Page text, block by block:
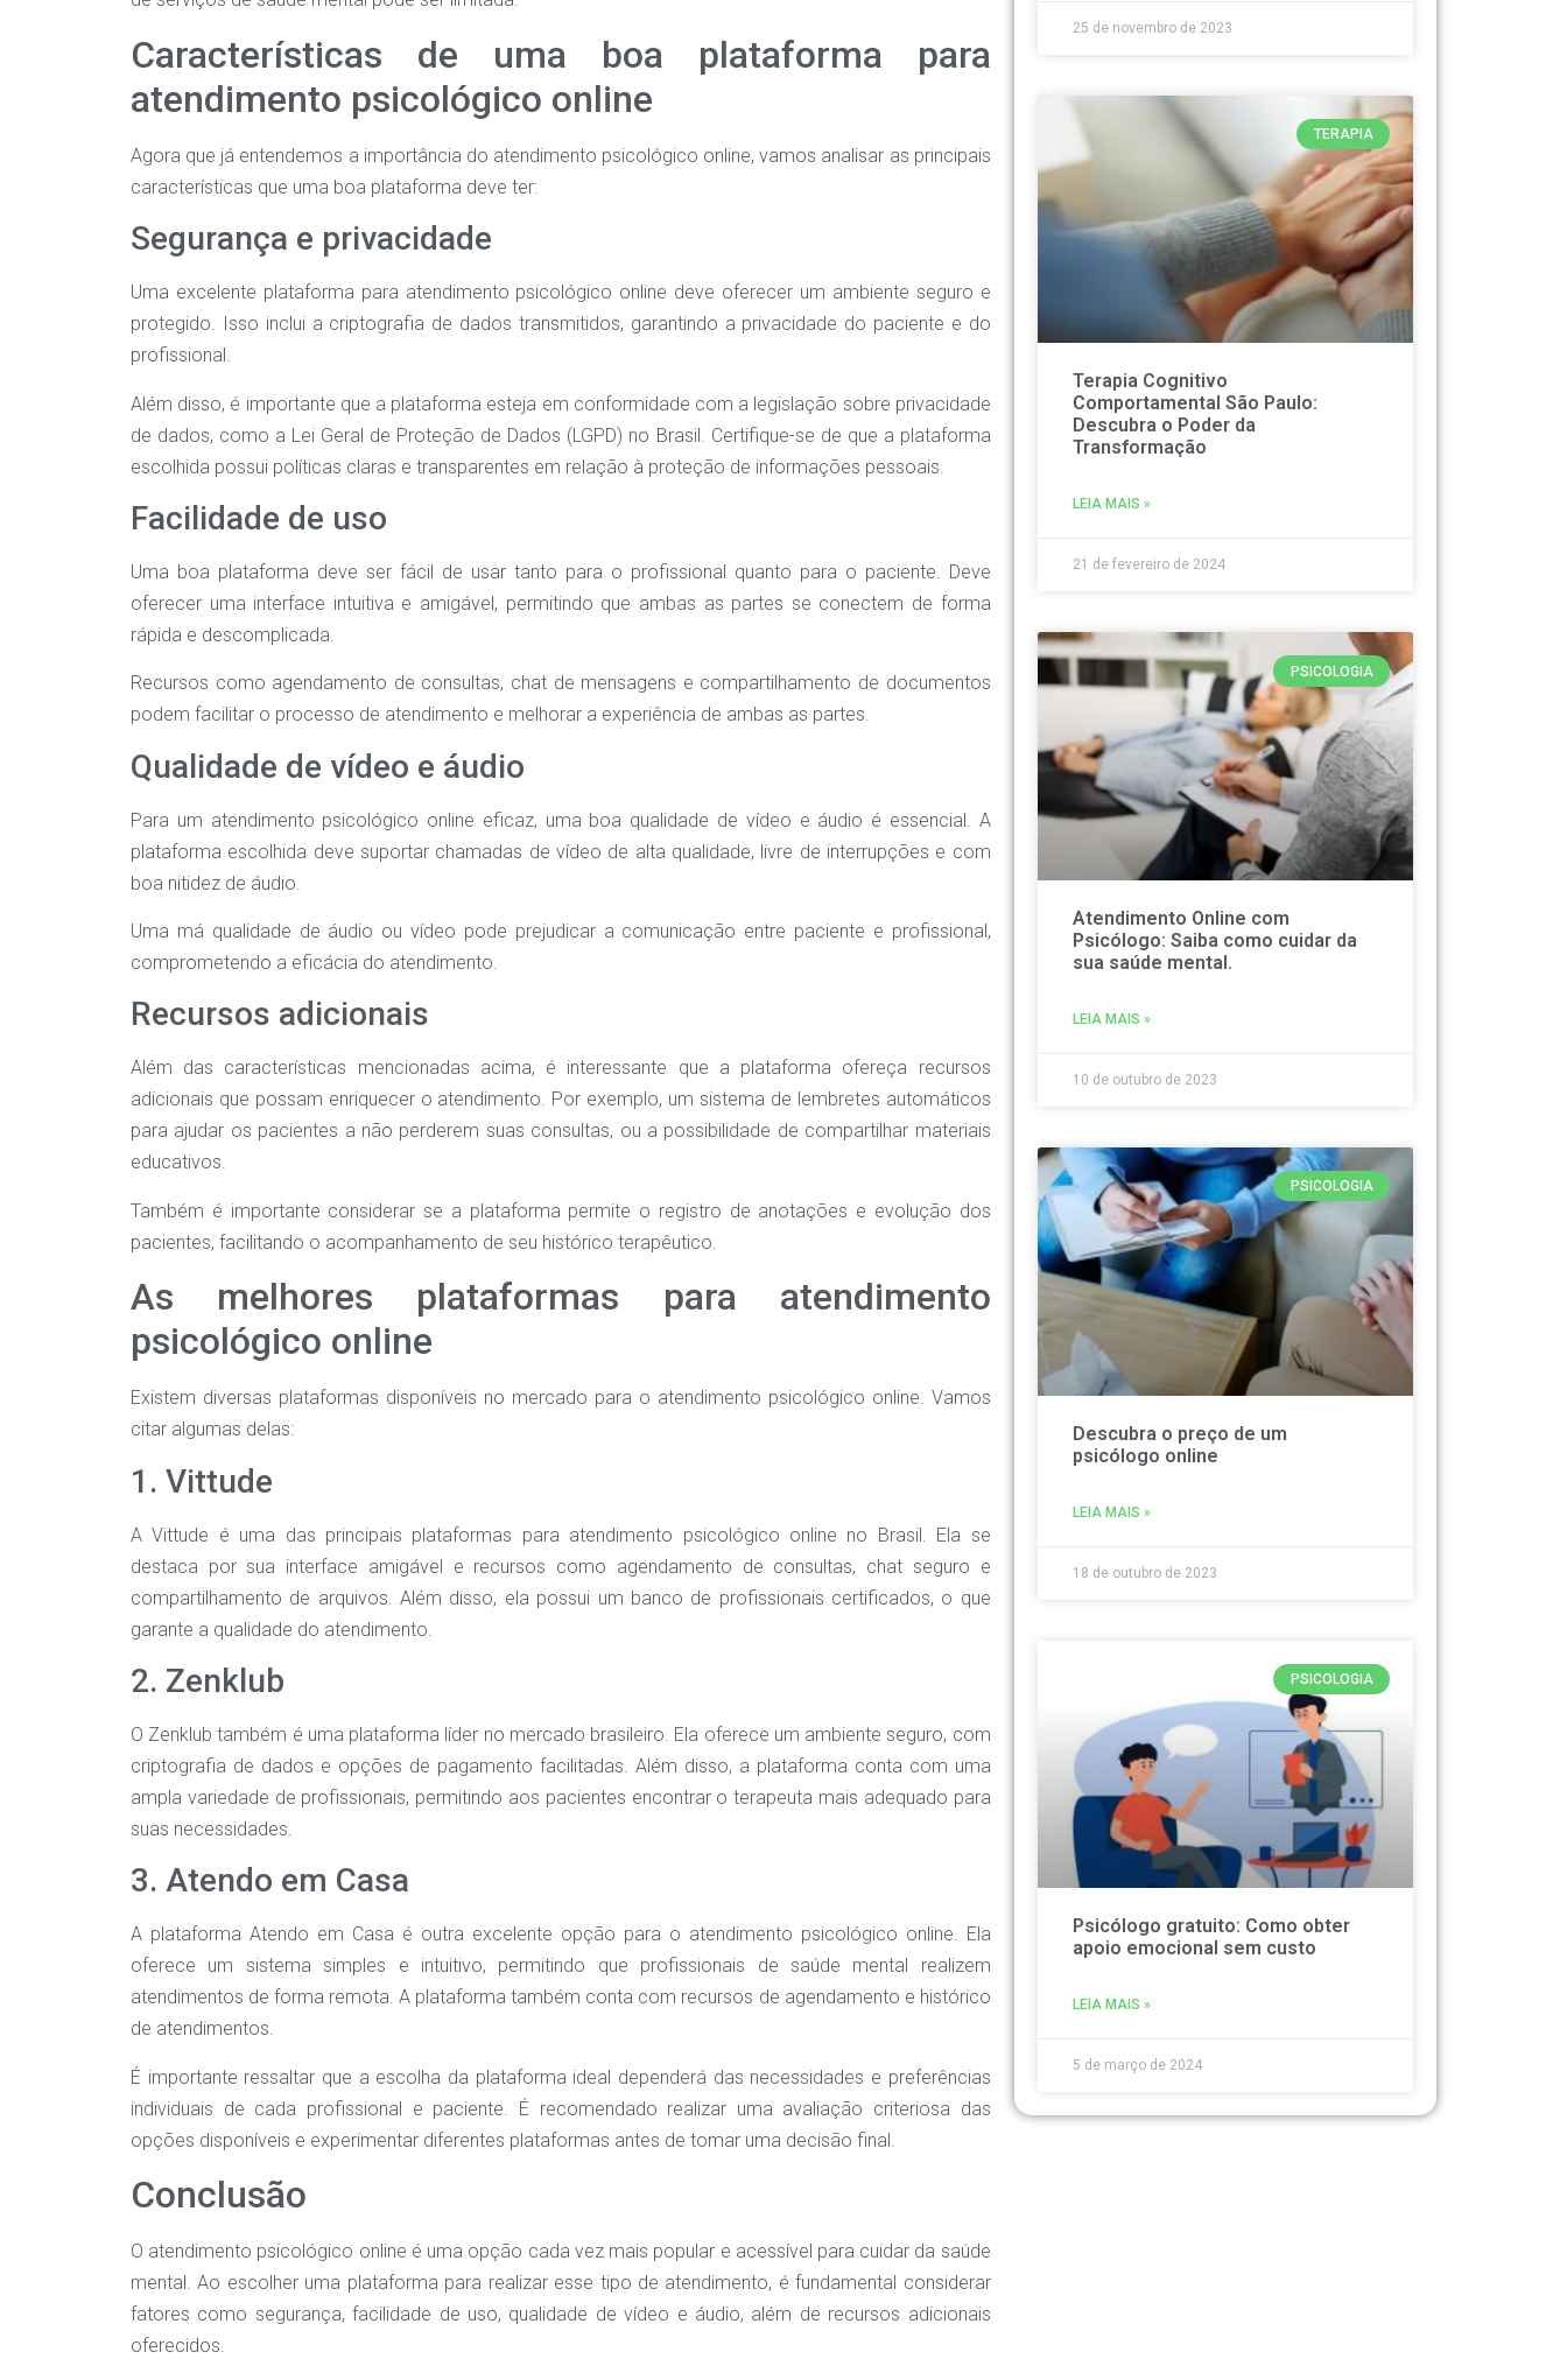
Características de uma boa plataforma para
atendimento psicológico online
Agora que já entendemos a importância do atendimento psicológico online, vamos analisar as principais
características que uma boa plataforma deve ter:
Segurança e privacidade
Uma excelente plataforma para atendimento psicológico online deve oferecer um ambiente seguro e
protegido. Isso inclui a criptografia de dados transmitidos, garantindo a privacidade do paciente e do
profissional.
Além disso, é importante que a plataforma esteja em conformidade com a legislação sobre privacidade
de dados, como a Lei Geral de Proteção de Dados (LGPD) no Brasil. Certifique-se de que a plataforma
escolhida possui políticas claras e transparentes em relação à proteção de informações pessoais.
Facilidade de uso
Uma boa plataforma deve ser fácil de usar tanto para o profissional quanto para o paciente. Deve
oferecer uma interface intuitiva e amigável, permitindo que ambas as partes se conectem de forma
rápida e descomplicada.
Recursos como agendamento de consultas, chat de mensagens e compartilhamento de documentos
podem facilitar o processo de atendimento e melhorar a experiência de ambas as partes.
Qualidade de vídeo e áudio
Para um atendimento psicológico online eficaz, uma boa qualidade de vídeo e áudio é essencial. A
plataforma escolhida deve suportar chamadas de vídeo de alta qualidade, livre de interrupções e com
boa nitidez de áudio.
Uma má qualidade de áudio ou vídeo pode prejudicar a comunicação entre paciente e profissional,
comprometendo a eficácia do atendimento.
Recursos adicionais
Além das características mencionadas acima, é interessante que a plataforma ofereça recursos
adicionais que possam enriquecer o atendimento. Por exemplo, um sistema de lembretes automáticos
para ajudar os pacientes a não perderem suas consultas, ou a possibilidade de compartilhar materiais
educativos.
Também é importante considerar se a plataforma permite o registro de anotações e evolução dos
pacientes, facilitando o acompanhamento de seu histórico terapêutico.
As melhores plataformas para atendimento
psicológico online
Existem diversas plataformas disponíveis no mercado para o atendimento psicológico online. Vamos
citar algumas delas:
1. Vittude
A Vittude é uma das principais plataformas para atendimento psicológico online no Brasil. Ela se
destaca por sua interface amigável e recursos como agendamento de consultas, chat seguro e
compartilhamento de arquivos. Além disso, ela possui um banco de profissionais certificados, o que
garante a qualidade do atendimento.
2. Zenklub
O Zenklub também é uma plataforma líder no mercado brasileiro. Ela oferece um ambiente seguro, com
criptografia de dados e opções de pagamento facilitadas. Além disso, a plataforma conta com uma
ampla variedade de profissionais, permitindo aos pacientes encontrar o terapeuta mais adequado para
suas necessidades.
3. Atendo em Casa
A plataforma Atendo em Casa é outra excelente opção para o atendimento psicológico online. Ela
oferece um sistema simples e intuitivo, permitindo que profissionais de saúde mental realizem
atendimentos de forma remota. A plataforma também conta com recursos de agendamento e histórico
de atendimentos.
É importante ressaltar que a escolha da plataforma ideal dependerá das necessidades e preferências
individuais de cada profissional e paciente. É recomendado realizar uma avaliação criteriosa das
opções disponíveis e experimentar diferentes plataformas antes de tomar uma decisão final.
Conclusão
O atendimento psicológico online é uma opção cada vez mais popular e acessível para cuidar da saúde
mental. Ao escolher uma plataforma para realizar esse tipo de atendimento, é fundamental considerar
fatores como segurança, facilidade de uso, qualidade de vídeo e áudio, além de recursos adicionais
oferecidos.
25 de novembro de 2023
TERAPIA
Terapia Cognitivo
Comportamental São Paulo:
Descubra o Poder da
Transformação
LEIA MAIS »
21 de fevereiro de 2024
PSICOLOGIA
Atendimento Online com
Psicólogo: Saiba como cuidar da
sua saúde mental.
LEIA MAIS »
10 de outubro de 2023
PSICOLOGIA
Descubra o preço de um
psicólogo online
LEIA MAIS »
18 de outubro de 2023
PSICOLOGIA
Psicólogo gratuito: Como obter
apoio emocional sem custo
LEIA MAIS »
5 de março de 2024